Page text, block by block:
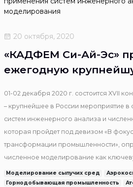
20 октября, 2020
«КАДФЕМ Си-Ай-Эс»
ежегодную
применения систем
анализа и численного
моделирования
01-02 декабря 2020 г. состоится XVII
– крупнейшее в России мероприятие в
систем инженерного анализа и
которая пройдет под девизом «В
трансформации промышленности»,
численное моделирование как
цифровой трансформации и созданию
Моделирование сыпучих сред
Горнодобывающая промышленность